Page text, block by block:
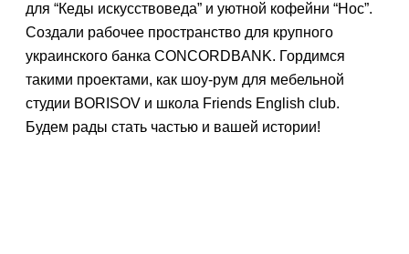
для “Кеды искусствоведа” и уютной кофейни “Нос”.
Создали рабочее пространство для крупного
украинского банка CONCORDBANK. Гордимся
такими проектами, как шоу-рум для мебельной
студии BORISOV и школа Friends English club.
Будем рады стать частью и вашей истории!